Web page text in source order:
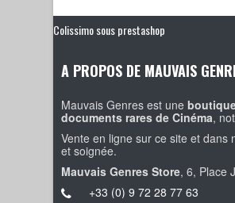
Colissimo sous prestashop
A PROPOS DE MAUVAIS
Mauvais Genres est une
documents rares de Cinéma,
Vente en ligne sur ce site et dans
et soignée.
Mauvais Genres Store, 6, Place
+33 (0) 9 72 28 77 63